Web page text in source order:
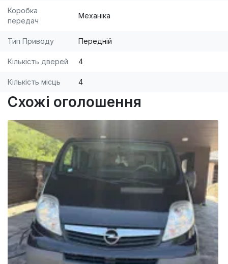
Коробка
передач
Механіка
Тип Приводу Передній
Кількість дверей 4
Кількість місць 4
Схожі оголошення